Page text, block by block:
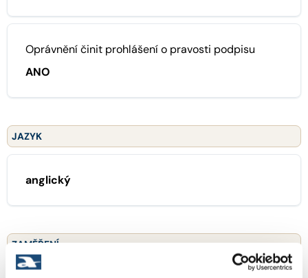
Oprávnění činit prohlášení o pravosti podpisu
ANO
JAZYK
anglický
ZAMĚŘENÍ